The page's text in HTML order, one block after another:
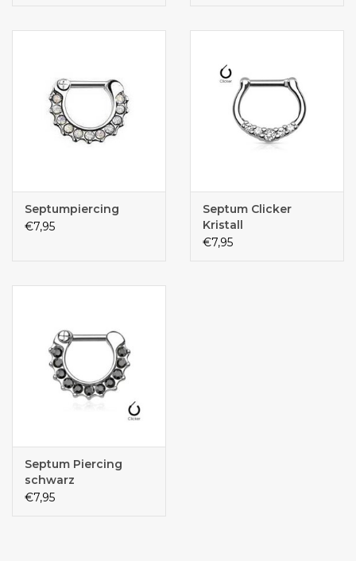
Septumpiercing
€7,95
Septum Clicker
Kristall
€7,95
Septum Piercing
schwarz
€7,95